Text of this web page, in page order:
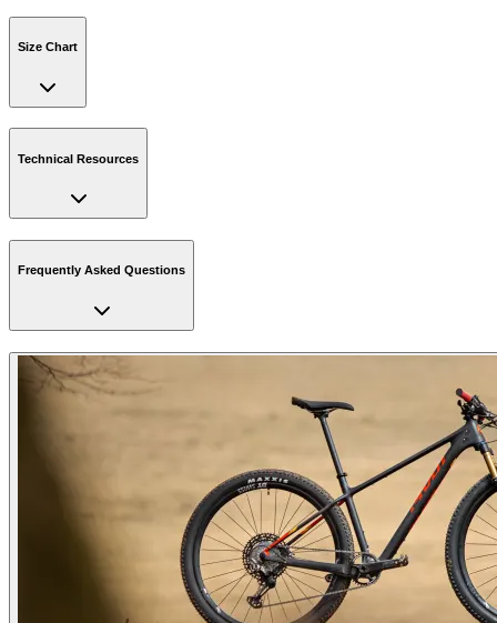
Size Chart
Technical Resources
Frequently Asked Questions